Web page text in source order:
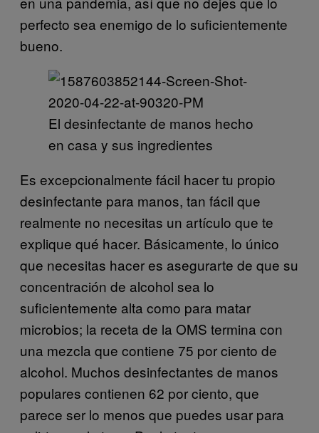
perfecto sea enemigo de lo suficientemente
bueno.
El desinfectante de manos hecho
en casa y sus ingredientes
Es excepcionalmente fácil hacer tu propio
desinfectante para manos, tan fácil que
realmente no necesitas un artículo que te
explique qué hacer. Básicamente, lo único
que necesitas hacer es asegurarte de que su
concentración de alcohol sea lo
suficientemente alta como para matar
microbios; la receta de la OMS termina con
una mezcla que contiene 75 por ciento de
alcohol. Muchos desinfectantes de manos
populares contienen 62 por ciento, que
parece ser lo menos que puedes usar para